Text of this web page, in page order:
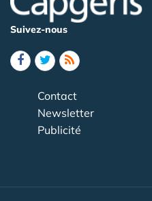
Suivez-nous
Contact
Newsletter
Publicité